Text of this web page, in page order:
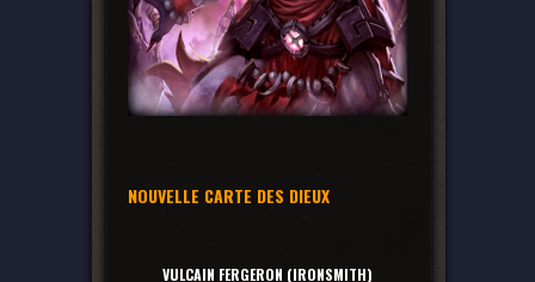
NOUVELLE CARTE DES DIEUX
VULCAIN FERGERON (IRONSMITH)